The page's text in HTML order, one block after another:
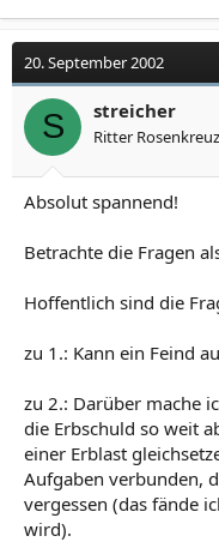
20. September 2002
S streicher
Ritter
Absolut spannend!
Betrachte die Fragen
Hoffentlich sind die
zu 1.: Kann ein Feind
zu 2.: Darüber mache
die Erbschuld so weit
einer Erblast
Aufgaben verbunden,
vergessen (das fände
wird).